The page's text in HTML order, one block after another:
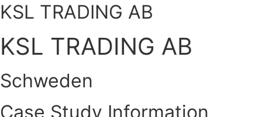
KSL TRADING AB
KSL TRADING AB
Schweden
Case Study Information